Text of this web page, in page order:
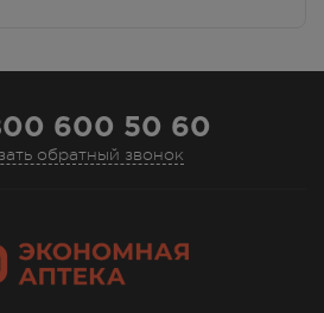
600 50 60
обратный звонок